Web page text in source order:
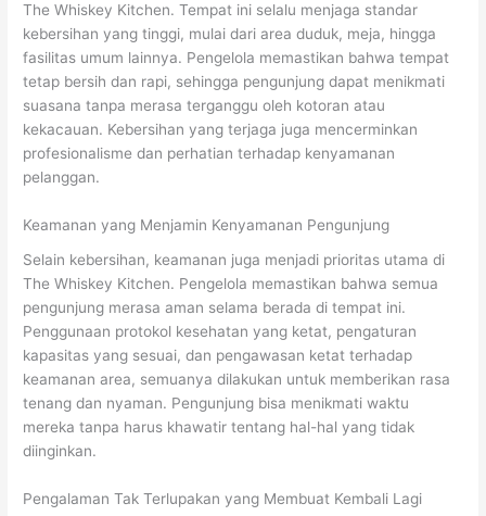
The Whiskey Kitchen. Tempat ini selalu menjaga standar
kebersihan yang tinggi, mulai dari area duduk, meja, hingga
fasilitas umum lainnya. Pengelola memastikan bahwa tempat
tetap bersih dan rapi, sehingga pengunjung dapat menikmati
suasana tanpa merasa terganggu oleh kotoran atau
kekacauan. Kebersihan yang terjaga juga mencerminkan
profesionalisme dan perhatian terhadap kenyamanan
pelanggan.
Keamanan yang Menjamin Kenyamanan Pengunjung
Selain kebersihan, keamanan juga menjadi prioritas utama di
The Whiskey Kitchen. Pengelola memastikan bahwa semua
pengunjung merasa aman selama berada di tempat ini.
Penggunaan protokol kesehatan yang ketat, pengaturan
kapasitas yang sesuai, dan pengawasan ketat terhadap
keamanan area, semuanya dilakukan untuk memberikan rasa
tenang dan nyaman. Pengunjung bisa menikmati waktu
mereka tanpa harus khawatir tentang hal-hal yang tidak
diinginkan.
Pengalaman Tak Terlupakan yang Membuat Kembali Lagi